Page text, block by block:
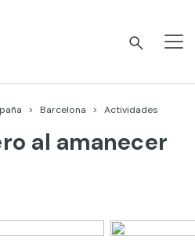
Barcelona Actividades
al amanecer